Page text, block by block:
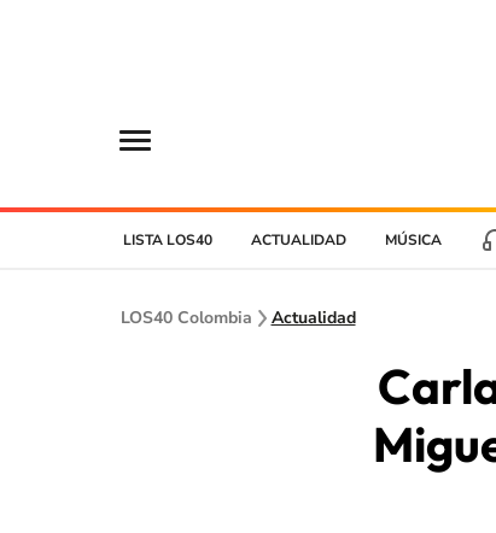
LISTA LOS40 ACTUALIDAD MÚSICA
LOS40 Colombia Actualidad